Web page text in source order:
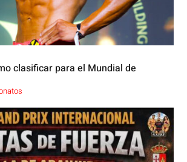
clasificar para el Mundial de